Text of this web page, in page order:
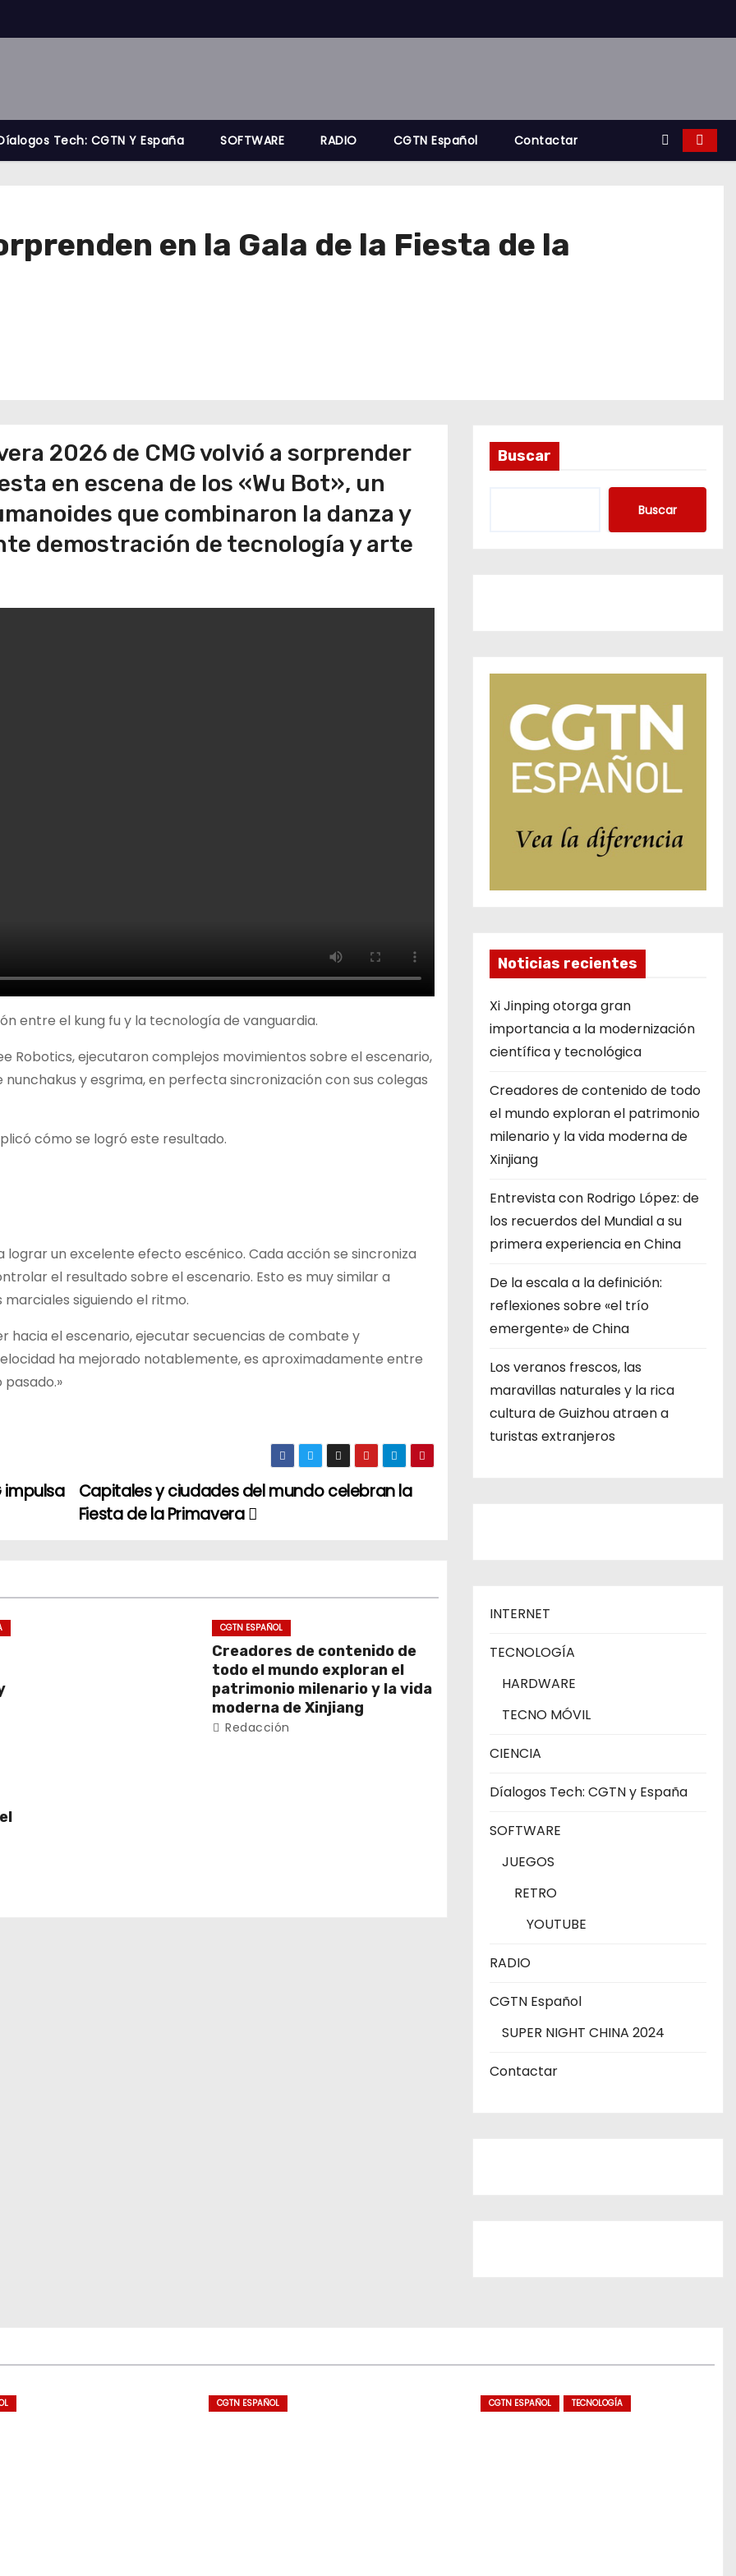
Tech: CGTN Y España SOFTWARE RADIO CGTN Español Contactar
en la Gala de la Fiesta de la
2026 de CMG volvió a sorprender
en escena de los «Wu Bot», un
que combinaron la danza y
demostración de tecnología y arte
entre el kung fu y la tecnología de vanguardia.
Robotics, ejecutaron complejos movimientos sobre el escenario,
y esgrima, en perfecta sincronización con sus colegas
cómo se logró este resultado.
un excelente efecto escénico. Cada acción se sincroniza
el resultado sobre el escenario. Esto es muy similar a
siguiendo el ritmo.
hacia el escenario, ejecutar secuencias de combate y
ha mejorado notablemente, es aproximadamente entre
Capitales y ciudades del mundo celebran la
Fiesta de la Primavera
impulsa
CGTN ESPAÑOL
Creadores de contenido de
todo el mundo exploran el
patrimonio milenario y la vida
moderna de Xinjiang
Redacción
Buscar
Buscar
Noticias recientes
Xi Jinping otorga gran
importancia a la modernización
científica y tecnológica
Creadores de contenido de todo
el mundo exploran el patrimonio
milenario y la vida moderna de
Xinjiang
Entrevista con Rodrigo López: de
los recuerdos del Mundial a su
primera experiencia en China
De la escala a la definición:
reflexiones sobre «el trío
emergente» de China
Los veranos frescos, las
maravillas naturales y la rica
cultura de Guizhou atraen a
turistas extranjeros
INTERNET
TECNOLOGÍA
HARDWARE
TECNO MÓVIL
CIENCIA
Díalogos Tech: CGTN y España
SOFTWARE
JUEGOS
RETRO
YOUTUBE
RADIO
CGTN Español
SUPER NIGHT CHINA 2024
Contactar
CGTN ESPAÑOL CGTN ESPAÑOL TECNOLOGÍA